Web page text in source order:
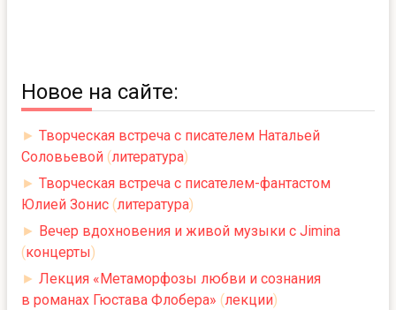
Новое на сайте:
► Творческая встреча с писателем Натальей
Соловьевой (литература)
► Творческая встреча с писателем-фантастом
Юлией Зонис (литература)
► Вечер вдохновения и живой музыки с Jimina
(концерты)
► Лекция «Метаморфозы любви и сознания
в романах Гюстава Флобера» (лекции)